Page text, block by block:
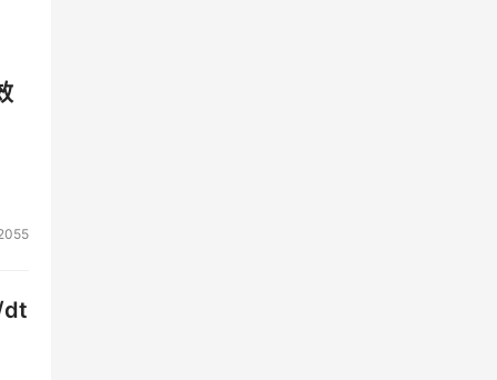
dt